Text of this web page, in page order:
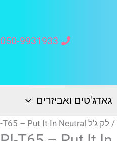
050-9931933
גאדג'טים ואביזרים
/ לק ג'ל OPI-T65 – Put It In Neutral